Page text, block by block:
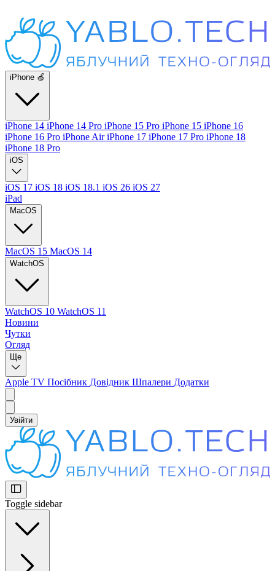
iPhone 🍏
iPhone 14 iPhone 14 Pro iPhone 15 Pro iPhone 15 iPhone 16
iPhone 16 Pro iPhone AiriPhone 17 iPhone 17 Pro iPhone 18
iPhone 18 Pro
iOS
iOS 17 iOS 18 iOS 18.1 iOS 26 iOS 27
iPad
MacOS
MacOS 15 MacOS 14
WatchOS
WatchOS 10 WatchOS 11
Новини
Чутки
Огляд
Ще
Apple TV Посібник Довідник Шпалери Додатки
Увійти
Toggle sidebar